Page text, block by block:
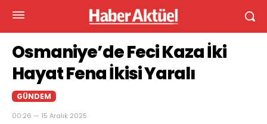
Osmaniye’de Feci Kaza İki
Hayat Fena İkisi Yaralı
GÜNDEM
00:26 — 15 Aralık 2025